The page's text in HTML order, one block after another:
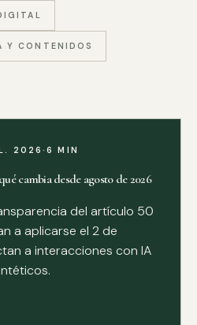
Y CONTENIDOS
2026·6 MIN
cambia desde agosto de 2026
del artículo 50
a aplicarse el 2 de
a interacciones con IA